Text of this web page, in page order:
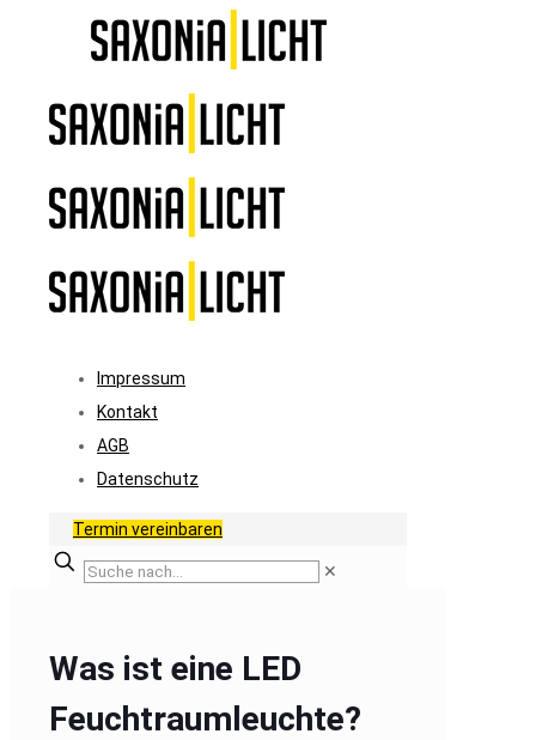
Impressum
Kontakt
AGB
Datenschutz
Termin vereinbaren
✕
Was ist eine LED
Feuchtraumleuchte?